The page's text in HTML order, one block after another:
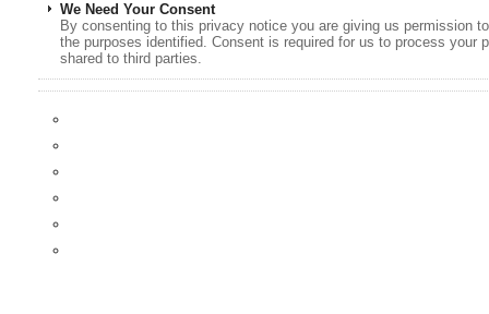
We Need Your Consent
By consenting to this privacy notice you are giving us permission
the purposes identified. Consent is required for us to process your
shared to third parties.